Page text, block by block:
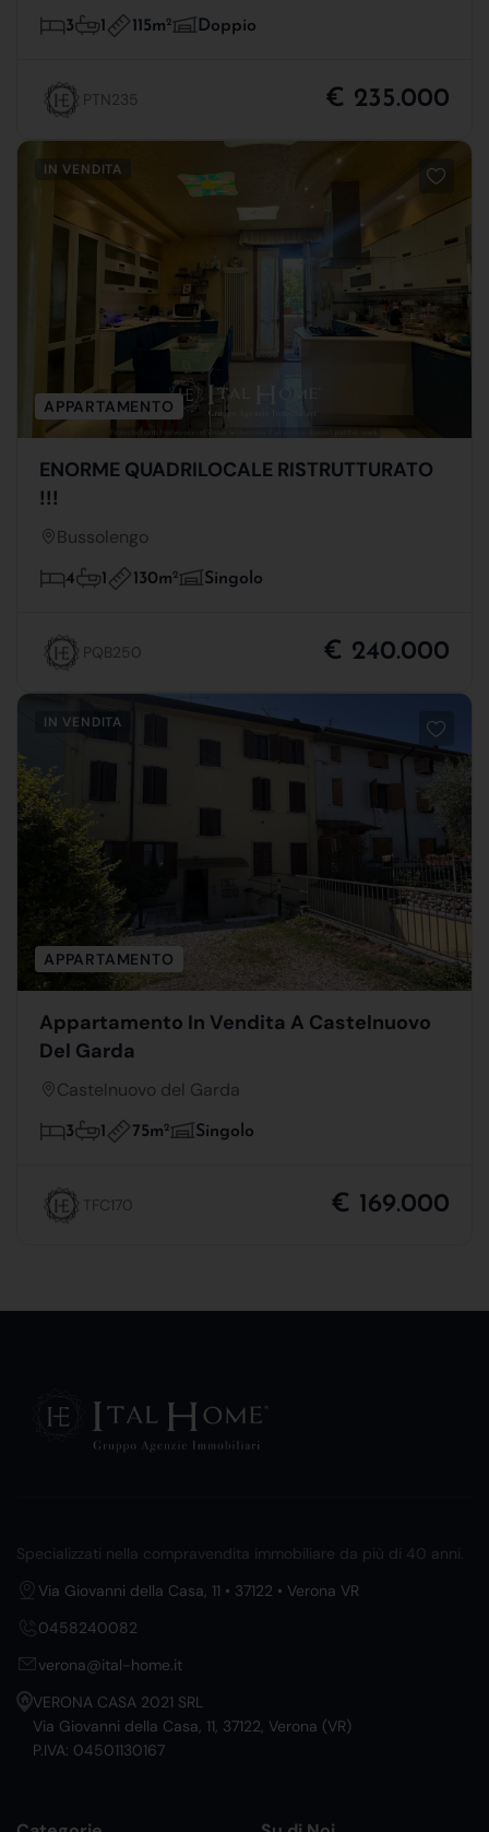
3 1 115m2 Doppio
PTN235 € 235.000
IN VENDITA
APPARTAMENTO
ENORME QUADRILOCALE RISTRUTTURATO
!!!
Bussolengo
4 1 130m2 Singolo
PQB250 € 240.000
IN VENDITA
APPARTAMENTO
Appartamento In Vendita A Castelnuovo
Del Garda
Castelnuovo del Garda
3 1 75m2 Singolo
TFC170 € 169.000
Specializzati nella compravendita immobiliare da più di 40 anni.
Via Giovanni della Casa, 11 • 37122 • Verona VR
0458240082
verona@ital-home.it
VERONA CASA 2021 SRL
Via Giovanni della Casa, 11, 37122, Verona (VR)
P.IVA: 04501130167